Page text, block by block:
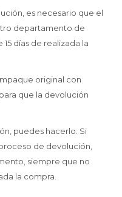
es necesario que el
departamento de
días de realizada la
original con
que la devolución
puedes hacerlo. Si
de devolución,
siempre que no
la compra.